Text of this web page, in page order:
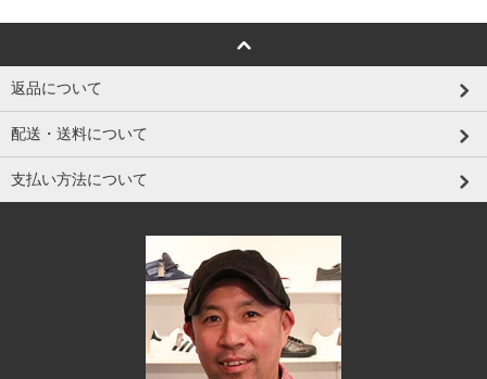
返品について
配送・送料について
支払い方法について